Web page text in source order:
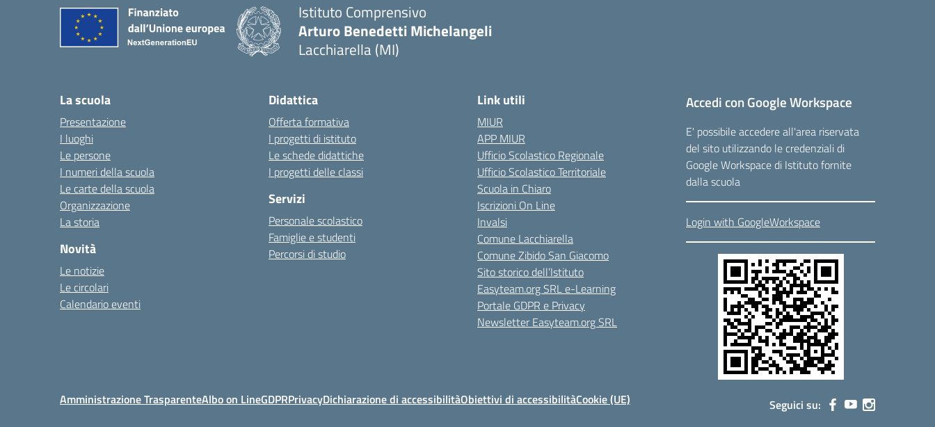
Istituto Comprensivo
Arturo Benedetti Michelangeli
Lacchiarella (MI)
La scuola
Presentazione
I luoghi
Le persone
I numeri della scuola
Le carte della scuola
Organizzazione
La storia
Novità
Le notizie
Le circolari
Calendario eventi
Didattica
Offerta formativa
I progetti di istituto
Le schede didattiche
I progetti delle classi
Servizi
Personale scolastico
Famiglie e studenti
Percorsi di studio
Link utili
MIUR
APP MIUR
Ufficio Scolastico Regionale
Ufficio Scolastico Territoriale
Scuola in Chiaro
Iscrizioni On Line
Invalsi
Comune Lacchiarella
Comune Zibido San Giacomo
Sito storico dell’Istituto
Easyteam.org SRL e-Learning
Portale GDPR e Privacy
Newsletter Easyteam.org SRL
Accedi con Google Workspace
E' possibile accedere all'area riservata
del sito utilizzando le credenziali di
Google Workspace di Istituto fornite
dalla scuola
Login with GoogleWorkspace
Amministrazione TrasparenteAlbo on LineGDPRPrivacyDichiarazione di accessibilitàObiettivi di accessibilitàCookie (UE) Seguici su: